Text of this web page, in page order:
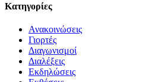
Kατηγορίες
Ανακοινώσεις
Γιορτές
Διαγωνισμοί
Διαλέξεις
Εκδηλώσεις